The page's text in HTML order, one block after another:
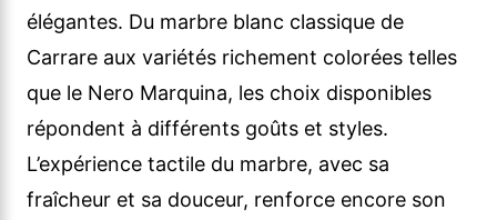
élégantes. Du marbre blanc classique de
Carrare aux variétés richement colorées telles
que le Nero Marquina, les choix disponibles
répondent à différents goûts et styles.
L’expérience tactile du marbre, avec sa
fraîcheur et sa douceur, renforce encore son